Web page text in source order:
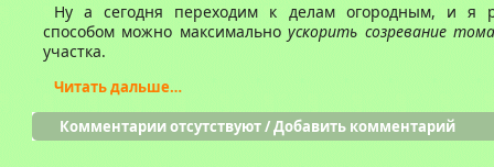
Ну а сегодня переходим к делам огородным, и я
способом можно максимальноускорить созревание
участка.
Читать дальше…
Комментарии отсутствуют/Добавить комментарий